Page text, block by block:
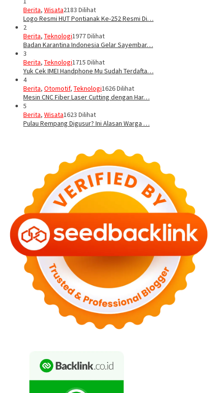
Berita, Wisata2183 Dilihat
Logo Resmi HUT Pontianak Ke-252 Resmi Di…
2
Berita, Teknologi1977 Dilihat
Badan Karantina Indonesia Gelar Sayembar…
3
Berita, Teknologi1715 Dilihat
Yuk Cek IMEI Handphone Mu Sudah Terdafta…
4
Berita, Otomotif, Teknologi1626 Dilihat
Mesin CNC Fiber Laser Cutting dengan Har…
5
Berita, Wisata1623 Dilihat
Pulau Rempang Digusur? Ini Alasan Warga …